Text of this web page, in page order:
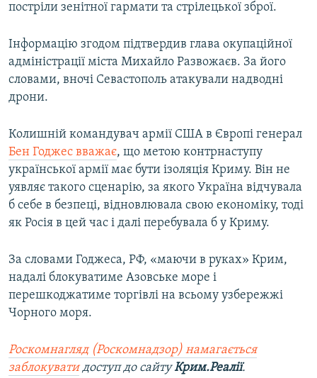
постріли зенітної гармати та стрілецької зброї.
Інформацію згодом підтвердив глава окупаційної
адміністрації міста Михайло Развожаєв. За його
словами, вночі Севастополь атакували надводні
дрони.
Колишній командувач армії США в Європі генерал
Бен Годжес вважає, що метою контрнаступу
української армії має бути ізоляція Криму. Він не
уявляє такого сценарію, за якого Україна відчувала
б себе в безпеці, відновлювала свою економіку, тоді
як Росія в цей час і далі перебувала б у Криму.
За словами Годжеса, РФ, «маючи в руках» Крим,
надалі блокуватиме Азовське море і
перешкоджатиме торгівлі на всьому узбережжі
Чорного моря.
Роскомнагляд (Роскомнадзор) намагається
заблокуватидоступ до сайтуКрим.Реалії.